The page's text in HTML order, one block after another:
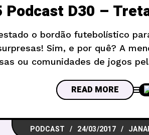
Podcast D30 –
o bordão futebolístico
Sim, e por quê? A
ou comunidades de jogos
READ MORE
PODCAST 24/03/2017